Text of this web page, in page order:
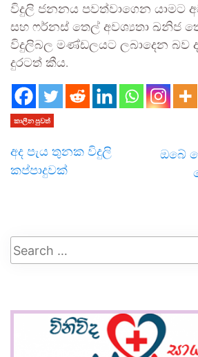
විදුලි ජනනය පවත්වාගෙන යාමට
සහ ෆර්නස් තෙල් අවශ්‍යතා ඛනිජ
විදුලිබල මණ්ඩලයට ලබාදෙන බව ද
දුරටත් කීය.
කාලීන පුවත්
අද පැය තුනක විදුලි
කප්පාදුවක්
ඔබේ